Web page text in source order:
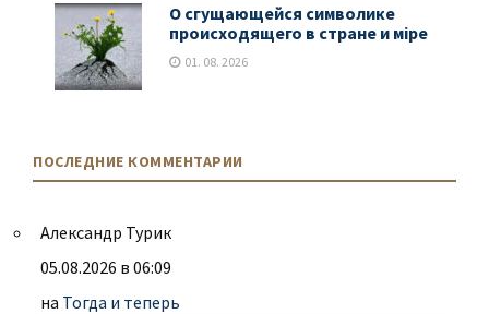
О сгущающейся символике
происходящего в стране и мiре
01. 08. 2026
ПОСЛЕДНИЕ КОММЕНТАРИИ
Александр Турик
05.08.2026 в 06:09
на Тогда и теперь